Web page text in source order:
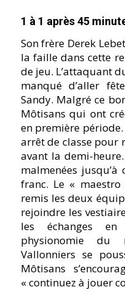
1 à 1 après 45
Son frère Derek
la faille dans cette
de jeu. L’attaquant
manqué d’aller
Sandy. Malgré ce
Môtisans qui ont
en première
arrêt de classe pour
avant la demi-
malmenées jusqu’à
franc. Le «
remis les deux
rejoindre les
les échanges
physionomie
Vallonniers se
Môtisans
« continuez à jouer